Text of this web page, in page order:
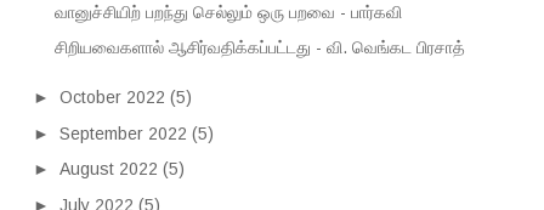
வானுச்சியிற் பறந்து செல்லும் ஒரு பறவை - பார்கவி
சிறியவைகளால் ஆசிர்வதிக்கப்பட்டது - வி. வெங்கட பிரசாத்
► October 2022 (5)
► September 2022 (5)
► August 2022 (5)
► July 2022 (5)